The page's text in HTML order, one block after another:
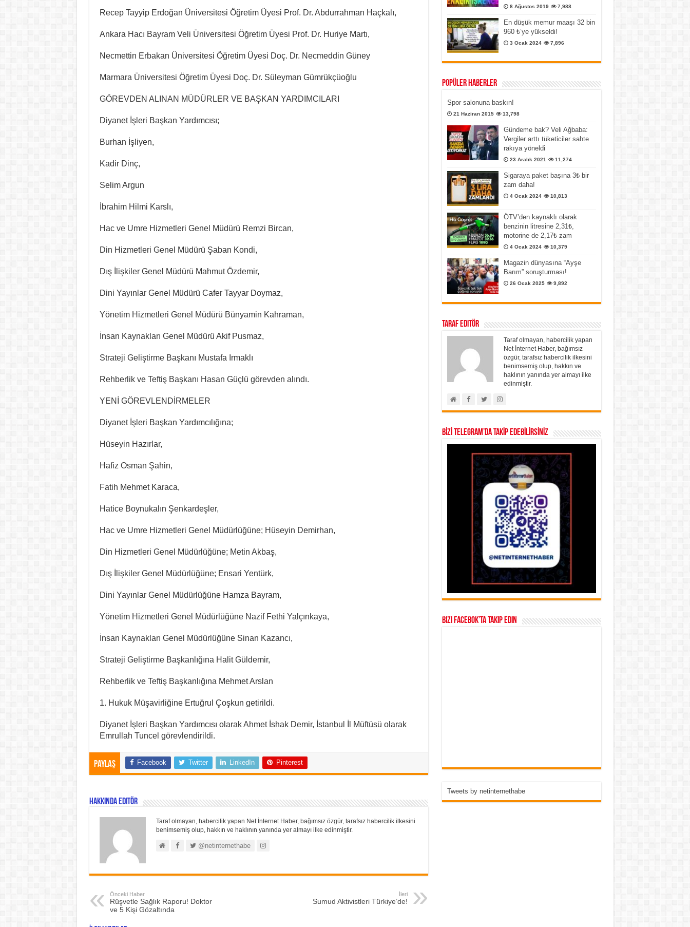
Recep Tayyip Erdoğan Üniversitesi Öğretim Üyesi Prof. Dr. Abdurrahman Haçkalı,
Ankara Hacı Bayram Veli Üniversitesi Öğretim Üyesi Prof. Dr. Huriye Martı,
Necmettin Erbakan Üniversitesi Öğretim Üyesi Doç. Dr. Necmeddin Güney
Marmara Üniversitesi Öğretim Üyesi Doç. Dr. Süleyman Gümrükçüoğlu
GÖREVDEN ALINAN MÜDÜRLER VE BAŞKAN YARDIMCILARI
Diyanet İşleri Başkan Yardımcısı;
Burhan İşliyen,
Kadir Dinç,
Selim Argun
İbrahim Hilmi Karslı,
Hac ve Umre Hizmetleri Genel Müdürü Remzi Bircan,
Din Hizmetleri Genel Müdürü Şaban Kondi,
Dış İlişkiler Genel Müdürü Mahmut Özdemir,
Dini Yayınlar Genel Müdürü Cafer Tayyar Doymaz,
Yönetim Hizmetleri Genel Müdürü Bünyamin Kahraman,
İnsan Kaynakları Genel Müdürü Akif Pusmaz,
Strateji Geliştirme Başkanı Mustafa Irmaklı
Rehberlik ve Teftiş Başkanı Hasan Güçlü görevden alındı.
YENİ GÖREVLENDİRMELER
Diyanet İşleri Başkan Yardımcılığına;
Hüseyin Hazırlar,
Hafiz Osman Şahin,
Fatih Mehmet Karaca,
Hatice Boynukalın Şenkardeşler,
Hac ve Umre Hizmetleri Genel Müdürlüğüne; Hüseyin Demirhan,
Din Hizmetleri Genel Müdürlüğüne; Metin Akbaş,
Dış İlişkiler Genel Müdürlüğüne; Ensari Yentürk,
Dini Yayınlar Genel Müdürlüğüne Hamza Bayram,
Yönetim Hizmetleri Genel Müdürlüğüne Nazif Fethi Yalçınkaya,
İnsan Kaynakları Genel Müdürlüğüne Sinan Kazancı,
Strateji Geliştirme Başkanlığına Halit Güldemir,
Rehberlik ve Teftiş Başkanlığına Mehmet Arslan
1. Hukuk Müşavirliğine Ertuğrul Çoşkun getirildi.
Diyanet İşleri Başkan Yardımcısı olarak Ahmet İshak Demir, İstanbul İl Müftüsü olarak
Emrullah Tuncel görevlendirildi.
Paylaş Facebook Twitter LinkedIn Pinterest
Hakkında Editör
Taraf olmayan, habercilik yapan Net İnternet Haber, bağımsız özgür, tarafsız habercilik ilkesini
benimsemiş olup, hakkın ve haklının yanında yer almayı ilke edinmiştir.
@netinternethabe
Önceki Haber
Rüşvetle Sağlık Raporu! Doktor
ve 5 Kişi Gözaltında
İleri
Sumud Aktivistleri Türkiye’de!
8 Ağustos 2019 7,988
En düşük memur maaşı 32 bin
960 ₺’ye yükseldi!
3 Ocak 2024 7,896
Popüler Haberler
Spor salonuna baskın!
21 Haziran 2015 13,798
Gündeme bak? Veli Ağbaba:
Vergiler arttı tüketiciler sahte
rakıya yöneldi
23 Aralık 2021 11,274
Sigaraya paket başına 3₺ bir
zam daha!
4 Ocak 2024 10,813
ÖTV’den kaynaklı olarak
benzinin litresine 2,31₺,
motorine de 2,17₺ zam
4 Ocak 2024 10,379
Magazin dünyasına “Ayşe
Barım” soruşturması!
26 Ocak 2025 9,892
Taraf Editör
Taraf olmayan, habercilik yapan
Net İnternet Haber, bağımsız
özgür, tarafsız habercilik ilkesini
benimsemiş olup, hakkın ve
haklının yanında yer almayı ilke
edinmiştir.
BİZİ TELEGRAM’DA TAKİP EDEBİLİRSİNİZ
Bizi Facebok’ta takip edin
Tweets by netinternethabe